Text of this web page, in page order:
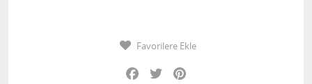
Favorilere Ekle
Facebook
Twitter